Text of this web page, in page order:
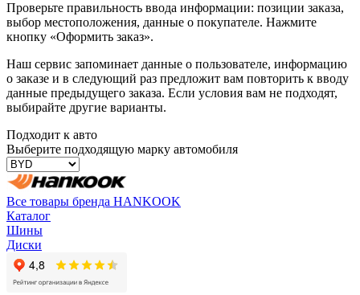
Проверьте правильность ввода информации: позиции заказа,
выбор местоположения, данные о покупателе. Нажмите
кнопку «Оформить заказ».
Наш сервис запоминает данные о пользователе, информацию
о заказе и в следующий раз предложит вам повторить к вводу
данные предыдущего заказа. Если условия вам не подходят,
выбирайте другие варианты.
Подходит к авто
Выберите подходящую марку автомобиля
Все товары бренда HANKOOK
Каталог
Шины
Диски